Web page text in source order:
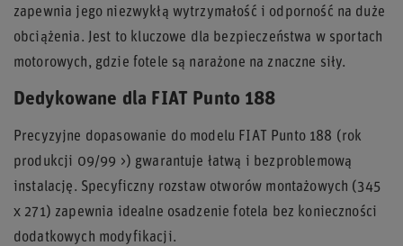
zapewnia jego niezwykłą wytrzymałość i odporność na duże
obciążenia. Jest to kluczowe dla bezpieczeństwa w sportach
motorowych, gdzie fotele są narażone na znaczne siły.
Dedykowane dla FIAT Punto 188
Precyzyjne dopasowanie do modelu FIAT Punto 188 (rok
produkcji 09/99 >) gwarantuje łatwą i bezproblemową
instalację. Specyficzny rozstaw otworów montażowych (345
x 271) zapewnia idealne osadzenie fotela bez konieczności
dodatkowych modyfikacji.